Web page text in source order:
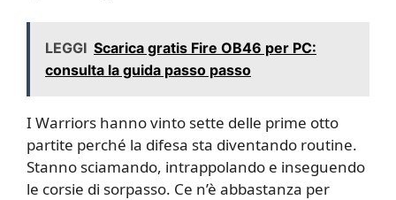
LEGGI Scarica gratis Fire OB46 per PC:
consulta la guida passo passo
I Warriors hanno vinto sette delle prime otto
partite perché la difesa sta diventando routine.
Stanno sciamando, intrappolando e inseguendo
le corsie di sorpasso. Ce n’è abbastanza per